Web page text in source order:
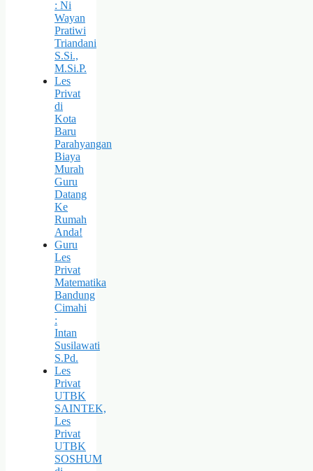
: Ni
Wayan
Pratiwi
Triandani
S.Si.,
M.Si.P.
Les
Privat
di
Kota
Baru
Parahyangan
Biaya
Murah
Guru
Datang
Ke
Rumah
Anda!
Guru
Les
Privat
Matematika
Bandung
Cimahi
:
Intan
Susilawati
S.Pd.
Les
Privat
UTBK
SAINTEK,
Les
Privat
UTBK
SOSHUM